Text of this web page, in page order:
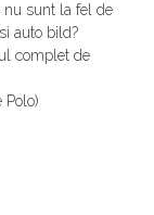
nu sunt la fel de
auto bild?
complet de